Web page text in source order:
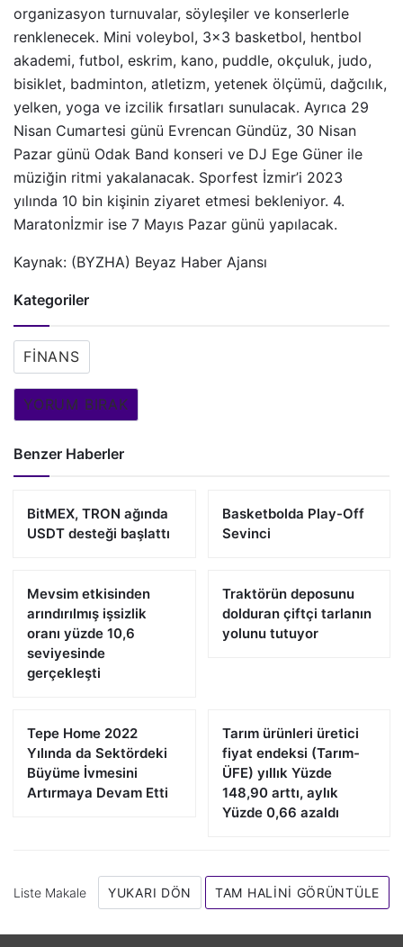
organizasyon turnuvalar, söyleşiler ve konserlerle
renklenecek. Mini voleybol, 3×3 basketbol, hentbol
akademi, futbol, eskrim, kano, puddle, okçuluk, judo,
bisiklet, badminton, atletizm, yetenek ölçümü, dağcılık,
yelken, yoga ve izcilik fırsatları sunulacak. Ayrıca 29
Nisan Cumartesi günü Evrencan Gündüz, 30 Nisan
Pazar günü Odak Band konseri ve DJ Ege Güner ile
müziğin ritmi yakalanacak. Sporfest İzmir’i 2023
yılında 10 bin kişinin ziyaret etmesi bekleniyor. 4.
Maratonİzmir ise 7 Mayıs Pazar günü yapılacak.
Kaynak: (BYZHA) Beyaz Haber Ajansı
Kategoriler
FINANS
YORUM BIRAK
Benzer Haberler
BitMEX, TRON ağında
USDT desteği başlattı
Basketbolda Play-Off
Sevinci
Mevsim etkisinden
arındırılmış işsizlik
oranı yüzde 10,6
seviyesinde
gerçekleşti
Traktörün deposunu
dolduran çiftçi tarlanın
yolunu tutuyor
Tepe Home 2022
Yılında da Sektördeki
Büyüme İvmesini
Artırmaya Devam Etti
Tarım ürünleri üretici
fiyat endeksi (Tarım-
ÜFE) yıllık Yüzde
148,90 arttı, aylık
Yüzde 0,66 azaldı
Liste Makale YUKARI DÖN TAM HALINI GÖRÜNTÜLE